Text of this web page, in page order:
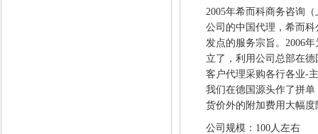
2005年希而科商务咨询
公司的中国代理，希而
发点的服务宗旨。2006
立了，利用公司总部在
客户代理采购各行各业-
我们在德国源头作了拼
货价外的附加费用大幅度
公司规模： 100人左右